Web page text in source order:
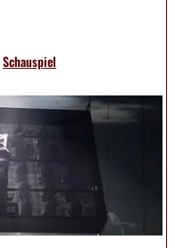
Schauspiel